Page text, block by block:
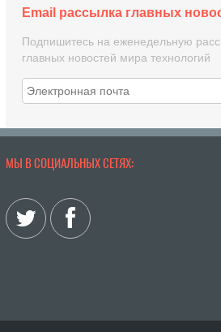
Email рассылка главных
Подпишитесь на еженедельную
главных новостей мира технологий
МЫ В СОЦИАЛЬНЫХ СЕТЯХ: